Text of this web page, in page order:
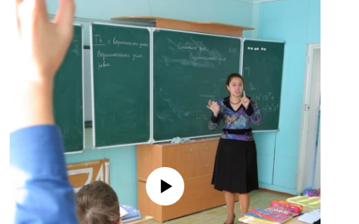
No media source currently available